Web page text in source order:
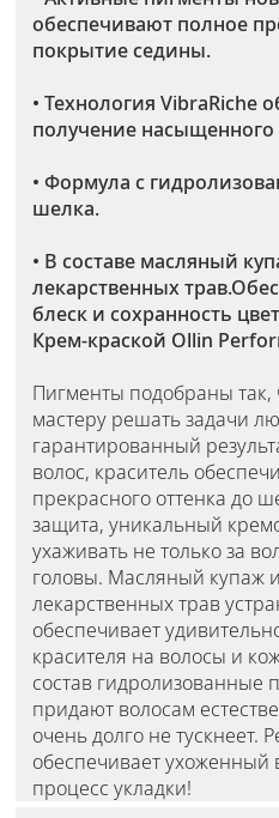
обеспечивают полное
покрытие седины.
• Технология VibraRiche
получение насыщенного
• Формула с
шелка.
• В составе масляный
лекарственных
блеск и сохранность
Крем-краской Ollin
Пигменты подобраны так,
мастеру решать задачи
гарантированный
волос, краситель
прекрасного оттенка до
защита, уникальный
ухаживать не только за
головы. Масляный купаж
лекарственных трав
обеспечивает
красителя на волосы и
состав гидролизованные
придают волосам
очень долго не тускнеет.
обеспечивает ухоженный
процесс укладки!